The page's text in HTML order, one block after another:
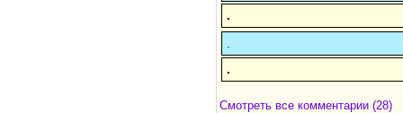
.
.
Смотреть все комментарии (28)